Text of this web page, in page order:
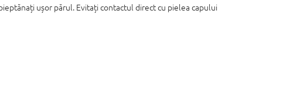
ușor părul. Evitați contactul direct cu pielea capului